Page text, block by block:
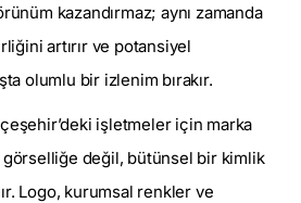
kazandırmaz; aynı zamanda
artırır ve potansiyel
olumlu bir izlenim bırakır.
işletmeler için marka
görselliğe değil, bütünsel bir kimlik
Logo, kurumsal renkler ve